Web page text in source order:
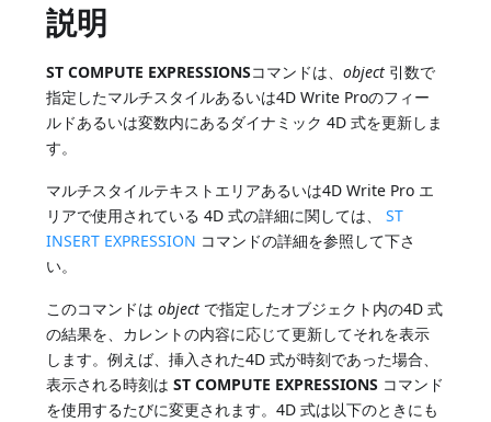
説明
ST COMPUTE EXPRESSIONSコマンドは、object 引数で
指定したマルチスタイルあるいは4D Write Proのフィー
ルドあるいは変数内にあるダイナミック 4D 式を更新しま
す。
マルチスタイルテキストエリアあるいは4D Write Pro エ
リアで使用されている 4D 式の詳細に関しては、ST
INSERT EXPRESSION コマンドの詳細を参照して下さ
い。
このコマンドはobject で指定したオブジェクト内の4D 式
の結果を、カレントの内容に応じて更新してそれを表示
します。例えば、挿入された4D 式が時刻であった場合、
表示される時刻はST COMPUTE EXPRESSIONS コマンド
を使用するたびに変更されます。4D 式は以下のときにも